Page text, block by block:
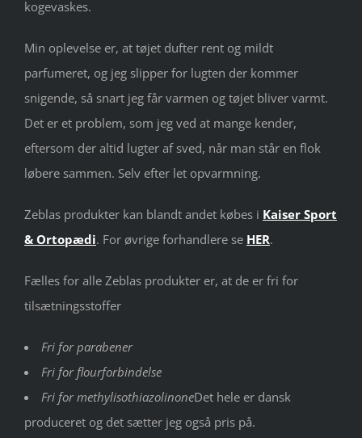
kogevaskes.
Min oplevelse er, at tøjet dufter rent og mildt
parfumeret, og jeg slipper for lugten der kommer
snigende, så snart jeg får varmen og tøjet bliver varmt.
Det er et problem, som jeg ved at mange kender,
eftersom der altid lugter af sved, når man står en flok
løbere sammen. Selv efter let opvarmning.
Zeblas produkter kan blandt andet købes i Kaiser Sport
& Ortopædi. For øvrige forhandlere se HER.
Fælles for alle Zeblas produkter er, at de er fri for
tilsætningsstoffer
Fri for parabener
Fri for flourforbindelse
Fri for methylisothiazolinoneDet hele er dansk
produceret og det sætter jeg også pris på.